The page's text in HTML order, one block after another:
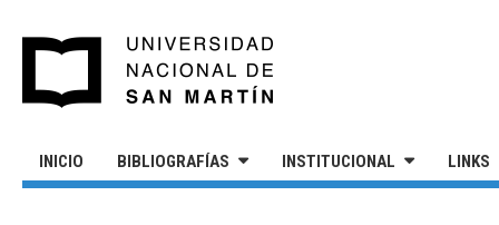
INICIO BIBLIOGRAFÍAS INSTITUCIONAL LINKS